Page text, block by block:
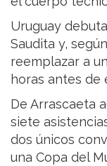
Uruguay
Saudita y,
reemplazar a
horas antes de
De Arrascaeta
siete
dos únicos
una Copa del